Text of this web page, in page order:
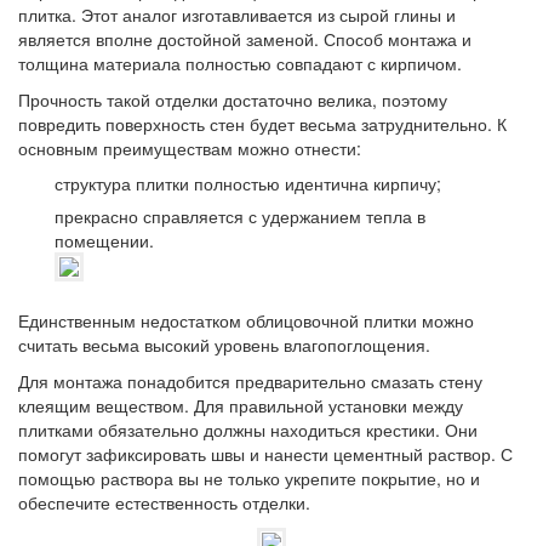
плитка. Этот аналог изготавливается из сырой глины и
является вполне достойной заменой. Способ монтажа и
толщина материала полностью совпадают с кирпичом.
Прочность такой отделки достаточно велика, поэтому
повредить поверхность стен будет весьма затруднительно. К
основным преимуществам можно отнести:
структура плитки полностью идентична кирпичу;
прекрасно справляется с удержанием тепла в
помещении.
Единственным недостатком облицовочной плитки можно
считать весьма высокий уровень влагопоглощения.
Для монтажа понадобится предварительно смазать стену
клеящим веществом. Для правильной установки между
плитками обязательно должны находиться крестики. Они
помогут зафиксировать швы и нанести цементный раствор. С
помощью раствора вы не только укрепите покрытие, но и
обеспечите естественность отделки.